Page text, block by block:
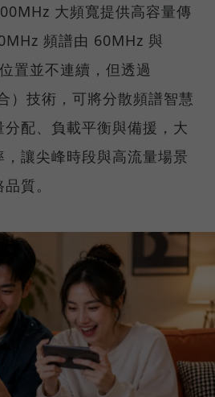
大頻寬提供高容量傳
頻譜由 60MHz 與
置並不連續，但透過
）技術，可將分散頻譜智慧
配、負載平衡與備援，大
讓尖峰時段與高流量場景
質。